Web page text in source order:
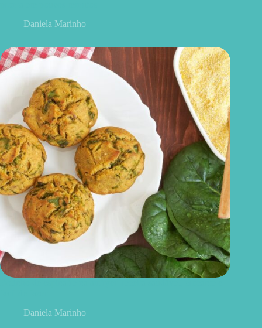
Daniela Marinho
Daniela Marinho